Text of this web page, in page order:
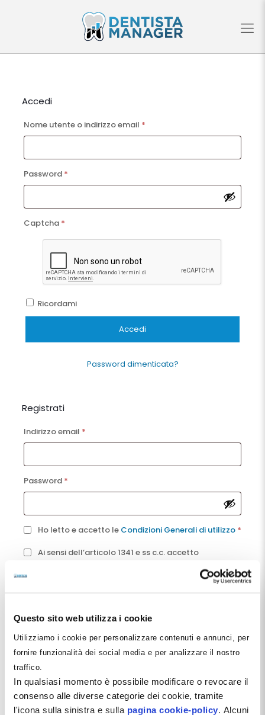
Questo sito web utilizza i cookie
Utilizziamo i cookie per personalizzare contenuti e annunci, per
fornire funzionalità dei social media e per analizzare il nostro
traffico.
In qualsiasi momento è possibile modificare o revocare il
consenso alle diverse categorie dei cookie, tramite
l'icona sulla sinistra e sulla pagina cookie-policy . Alcuni
Accedi
Nome utente o indirizzo email *Richiesto
Password *Richiesto
Captcha *
Ricordami
Accedi
Password dimenticata?
Registrati
Indirizzo email *Richiesto
Password *Richiesto
Ho letto e accetto le Condizioni Generali di utilizzo *
Ai sensi dell’articolo 1341 e ss c.c. accetto
espressamente le previsioni di cui agli articoli 2 - 6.7 –
Condizioni Generali di utilizzo.*
dati personali.*
Acconsento all’invio di newsletter contenenti
informazioni commerciali
Captcha *